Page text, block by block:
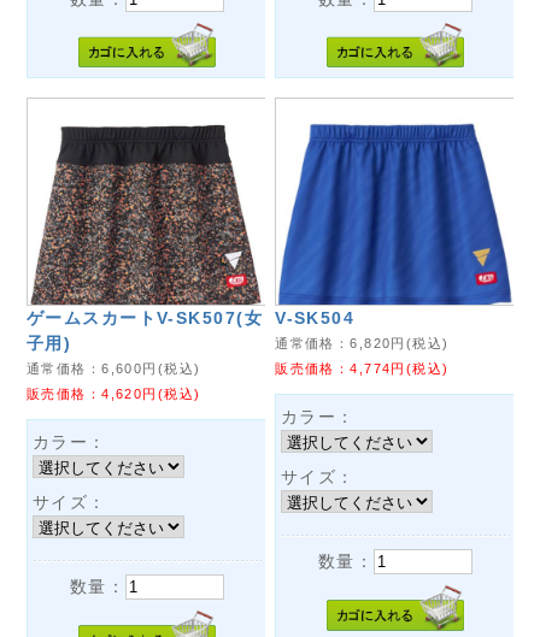
ゲームスカートV-SK507(女
子用)
通常価格：6,600円(税込)
販売価格：4,620円(税込)
カラー：
サイズ：
数量：
V-SK504
通常価格：6,820円(税込)
販売価格：4,774円(税込)
カラー：
サイズ：
数量：